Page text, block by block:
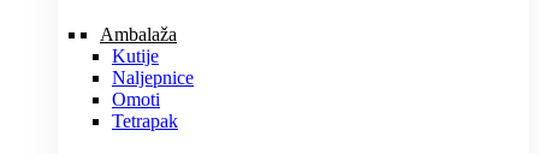
Ambalaža
Kutije
Naljepnice
Omoti
Tetrapak